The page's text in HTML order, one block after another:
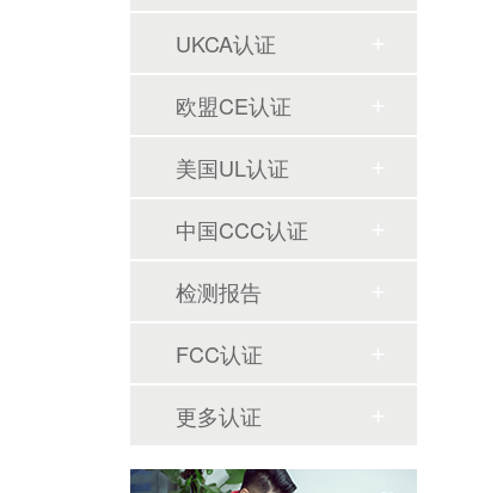
UKCA认证
欧盟CE认证
美国UL认证
中国CCC认证
检测报告
FCC认证
更多认证